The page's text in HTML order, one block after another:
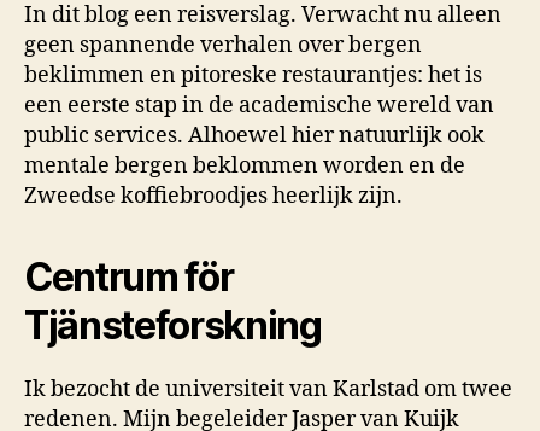
In dit blog een reisverslag. Verwacht nu alleen
geen spannende verhalen over bergen
beklimmen en pitoreske restaurantjes: het is
een eerste stap in de academische wereld van
public services. Alhoewel hier natuurlijk ook
mentale bergen beklommen worden en de
Zweedse koffiebroodjes heerlijk zijn.
Centrum för
Tjänsteforskning
Ik bezocht de universiteit van Karlstad om twee
redenen. Mijn begeleider Jasper van Kuijk